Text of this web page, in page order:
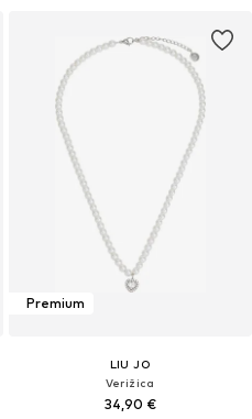
Premium
LIU JO
Verižica
34,90 €